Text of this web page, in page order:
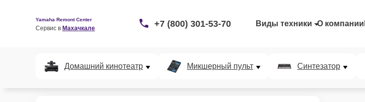
Yamaha Remont Center
Сервис в Махачкале +7 (800) 301-53-70 Виды техники О компании
Домашний кинотеатр Микшерный пульт Синтезатор